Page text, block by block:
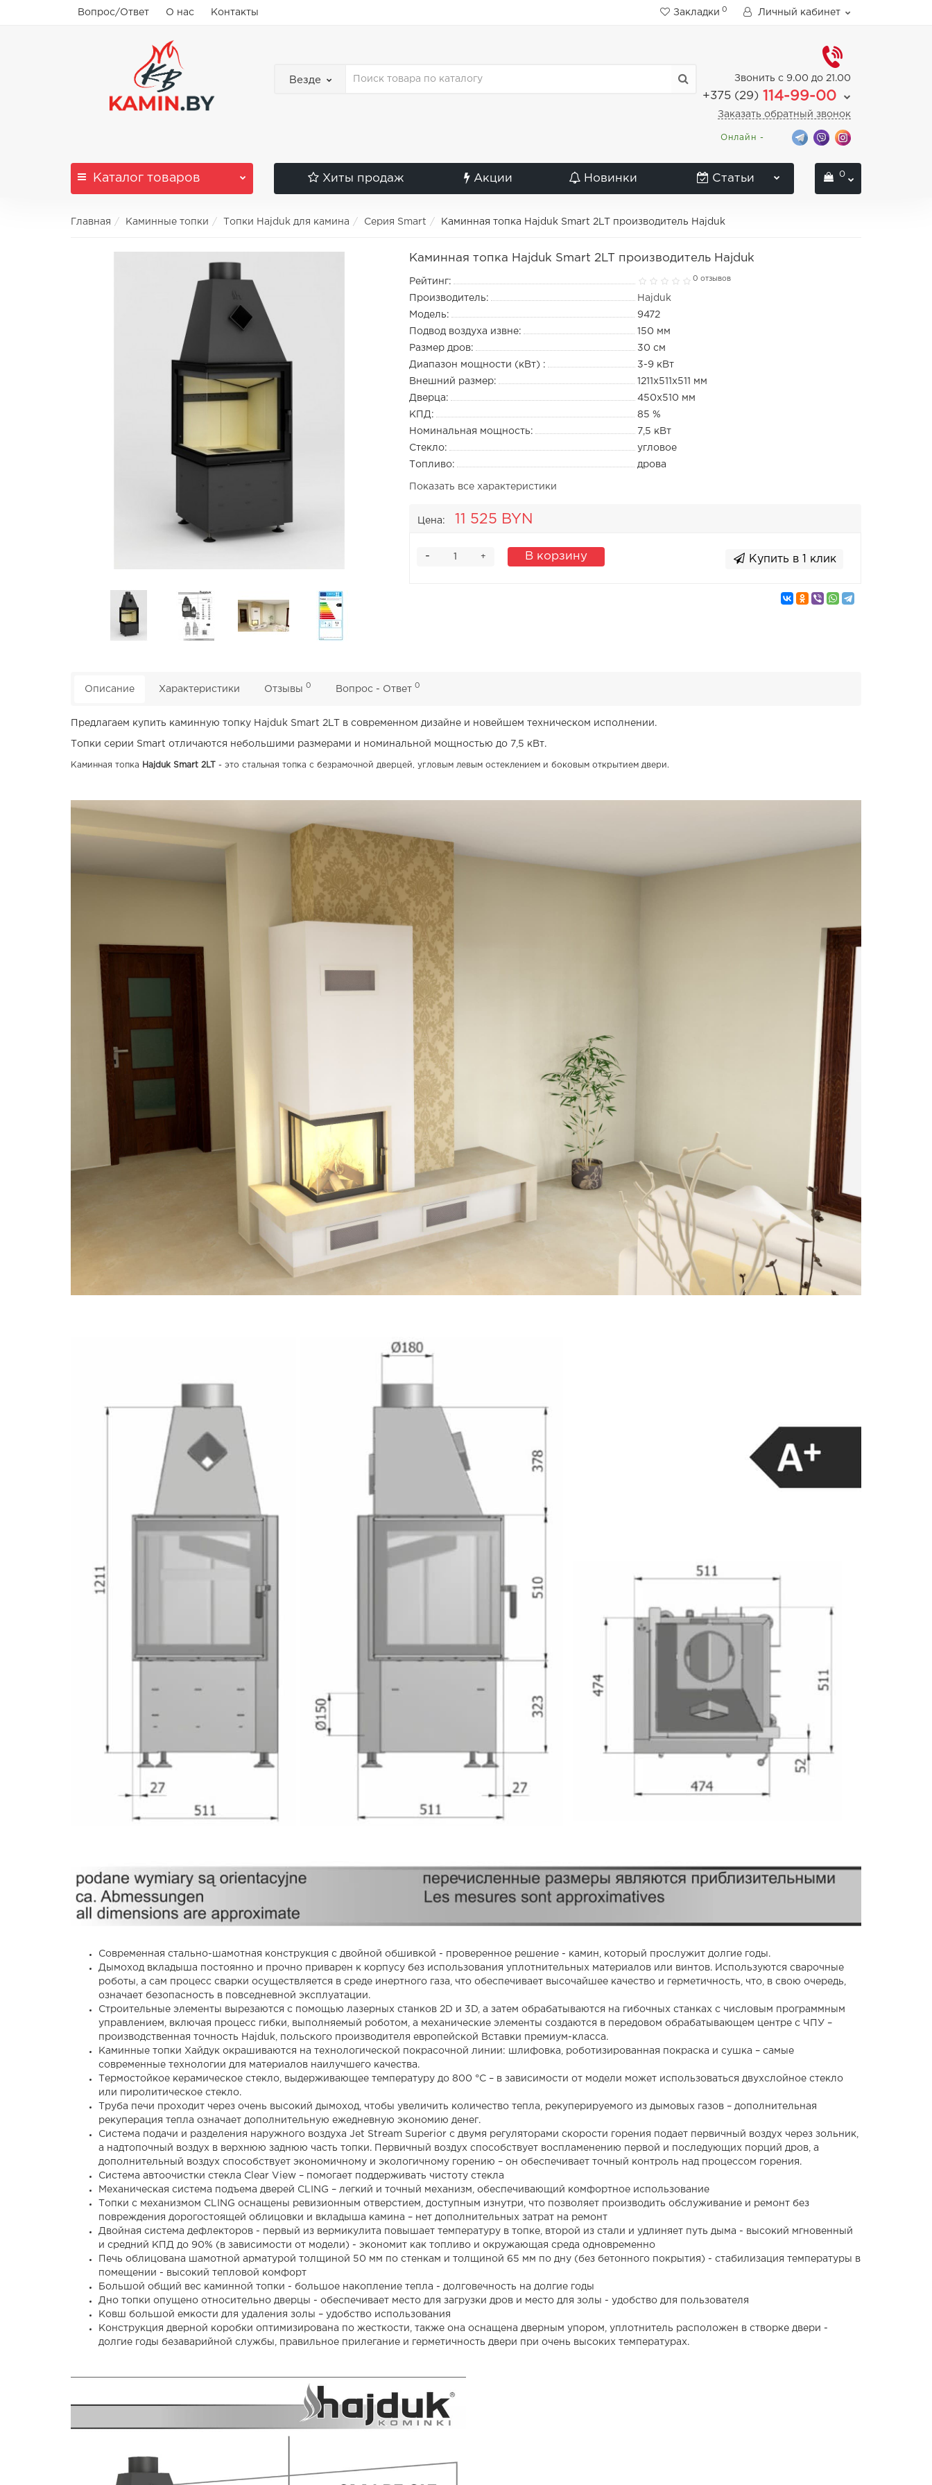
Вопрос/Ответ О нас Контакты Закладки 0 Личный кабинет
Везде Звонить с 9.00 до 21.00
+375 (29) 114-99-00
Заказать обратный звонок
Онлайн -
Каталог товаров Хиты продаж Акции Новинки Статьи 0
Главная Каминные топки Топки Hajduk для камина Серия Smart Каминная топка Hajduk Smart 2LT производитель Hajduk
Каминная топка Hajduk Smart 2LT производитель Hajduk
Рейтинг: 0 отзывов
Производитель:
Hajduk
Модель:
9472
Подвод воздуха извне:
150 мм
Размер дров:
30 см
Диапазон мощности (кВт) :
3-9 кВт
Внешний размер:
1211x511x511 мм
Дверца:
450x510 мм
КПД:
85 %
Номинальная мощность:
7,5 кВт
Стекло:
угловое
Топливо:
дрова
Показать все характеристики
Цена: 11 525 BYN
+
- В корзину Купить в 1 клик
Описание Характеристики Отзывы 0 Вопрос - Ответ 0
Предлагаем купить каминную топку Hajduk Smart 2LT в современном дизайне и новейшем техническом исполнении.
Топки серии Smart отличаются небольшими размерами и номинальной мощностью до 7,5 кВт.
Каминная топка Hajduk Smart 2LT - это стальная топка с безрамочной дверцей, угловым левым остеклением и боковым открытием двери.
Современная стально-шамотная конструкция с двойной обшивкой - проверенное решение - камин, который прослужит долгие годы.
Дымоход вкладыша постоянно и прочно приварен к корпусу без использования уплотнительных материалов или винтов. Используются сварочные
роботы, а сам процесс сварки осуществляется в среде инертного газа, что обеспечивает высочайшее качество и герметичность, что, в свою очередь,
означает безопасность в повседневной эксплуатации.
Строительные элементы вырезаются с помощью лазерных станков 2D и 3D, а затем обрабатываются на гибочных станках с числовым программным
управлением, включая процесс гибки, выполняемый роботом, а механические элементы создаются в передовом обрабатывающем центре с ЧПУ –
производственная точность Hajduk, польского производителя европейской Вставки премиум-класса.
Каминные топки Хайдук окрашиваются на технологической покрасочной линии: шлифовка, роботизированная покраска и сушка – самые
современные технологии для материалов наилучшего качества.
Термостойкое керамическое стекло, выдерживающее температуру до 800 °C – в зависимости от модели может использоваться двухслойное стекло
или пиролитическое стекло.
Труба печи проходит через очень высокий дымоход, чтобы увеличить количество тепла, рекуперируемого из дымовых газов – дополнительная
рекуперация тепла означает дополнительную ежедневную экономию денег.
Система подачи и разделения наружного воздуха Jet Stream Superior с двумя регуляторами скорости горения подает первичный воздух через зольник,
а надтопочный воздух в верхнюю заднюю часть топки. Первичный воздух способствует воспламенению первой и последующих порций дров, а
дополнительный воздух способствует экономичному и экологичному горению – он обеспечивает точный контроль над процессом горения.
Система автоочистки стекла Clear View – помогает поддерживать чистоту стекла
Механическая система подъема дверей CLING – легкий и точный механизм, обеспечивающий комфортное использование
Топки с механизмом CLING оснащены ревизионным отверстием, доступным изнутри, что позволяет производить обслуживание и ремонт без
повреждения дорогостоящей облицовки и вкладыша камина – нет дополнительных затрат на ремонт
Двойная система дефлекторов - первый из вермикулита повышает температуру в топке, второй из стали и удлиняет путь дыма - высокий мгновенный
и средний КПД до 90% (в зависимости от модели) - экономит как топливо и окружающая среда одновременно
Печь облицована шамотной арматурой толщиной 50 мм по стенкам и толщиной 65 мм по дну (без бетонного покрытия) - стабилизация температуры в
помещении - высокий тепловой комфорт
Большой общий вес каминной топки - большое накопление тепла - долговечность на долгие годы
Дно топки опущено относительно дверцы - обеспечивает место для загрузки дров и место для золы - удобство для пользователя
Ковш большой емкости для удаления золы – удобство использования
Конструкция дверной коробки оптимизирована по жесткости, также она оснащена дверным упором, уплотнитель расположен в створке двери -
долгие годы безаварийной службы, правильное прилегание и герметичность двери при очень высоких температурах.